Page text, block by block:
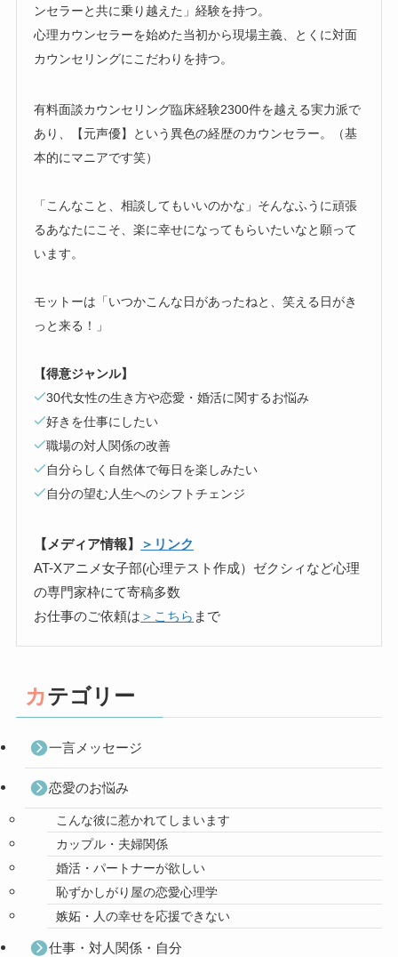
ンセラーと共に乗り越えた」経験を持つ。
心理カウンセラーを始めた当初から現場主義、とくに対面
カウンセリングにこだわりを持つ。
有料面談カウンセリング臨床経験2300件を越える実力派で
あり、【元声優】という異色の経歴のカウンセラー。（基
本的にマニアです笑）
「こんなこと、相談してもいいのかな」そんなふうに頑張
るあなたにこそ、楽に幸せになってもらいたいなと願って
います。
モットーは「いつかこんな日があったねと、笑える日がき
っと来る！」
【得意ジャンル】
30代女性の生き方や恋愛・婚活に関するお悩み
好きを仕事にしたい
職場の対人関係の改善
自分らしく自然体で毎日を楽しみたい
自分の望む人生へのシフトチェンジ
【メディア情報】
＞リンク
AT-Xアニメ女子部(心理テスト作成）ゼクシィなど心理
の専門家枠にて寄稿多数
お仕事のご依頼は ＞こちら まで
カテゴリー
一言メッセージ
恋愛のお悩み
こんな彼に惹かれてしまいます
カップル・夫婦関係
婚活・パートナーが欲しい
恥ずかしがり屋の恋愛心理学
嫉妬・人の幸せを応援できない
仕事・対人関係・自分